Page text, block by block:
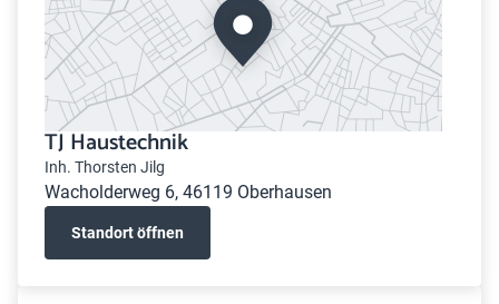
TJ Haustechnik
Inh. Thorsten Jilg
Wacholderweg 6, 46119 Oberhausen
Standort öffnen